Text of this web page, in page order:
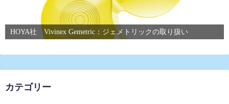
HOYA社 Vivinex Gemetric：ジェメトリックの取り扱い
カテゴリー